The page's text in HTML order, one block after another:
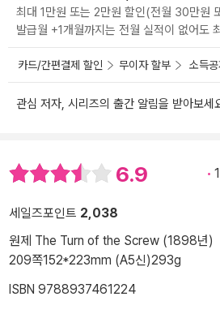
최대 1만원 또는 2만원 할인(전월 30만원
발급월 +1개월까지는 전월 실적이 없어도
카드/간편결제 할인 무이자 할부 소득
관심 저자, 시리즈의 출간 알림을 받아보세
6.9
세일즈포인트 2,038
원제 The Turn of the Screw (1898년)
209쪽152*223mm (A5신)293g
ISBN 9788937461224